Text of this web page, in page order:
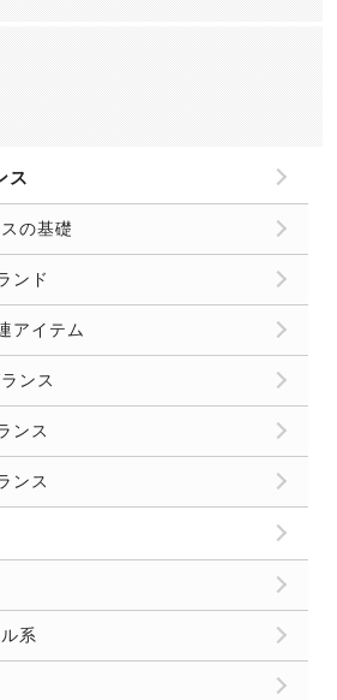
ス
の基礎
ンド
アイテム
ンス
ンス
ンス
系